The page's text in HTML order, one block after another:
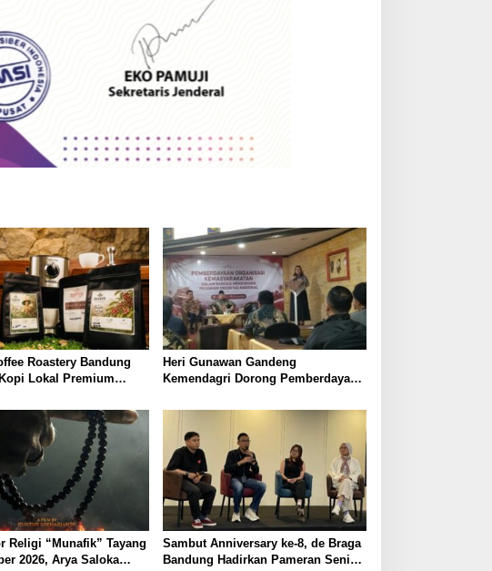
Roastery Bandung
Lokal Premium
Heri Gunawan Gandeng
Kemendagri Dorong Pemberdayaan
Religi “Munafik” Tayang
2026, Arya Saloka
Sambut Anniversary ke-8, de Braga
Bandung Hadirkan Pameran Seni